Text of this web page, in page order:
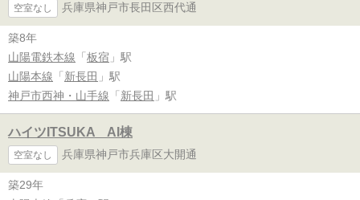
空室なし 兵庫県神戸市長田区西代通
築8年
山陽電鉄本線 「 板宿 」駅
山陽本線 「 新長田 」駅
神戸市西神・山手線 「 新長田 」駅
ハイツITSUKA AI棟
空室なし 兵庫県神戸市兵庫区大開通
築29年